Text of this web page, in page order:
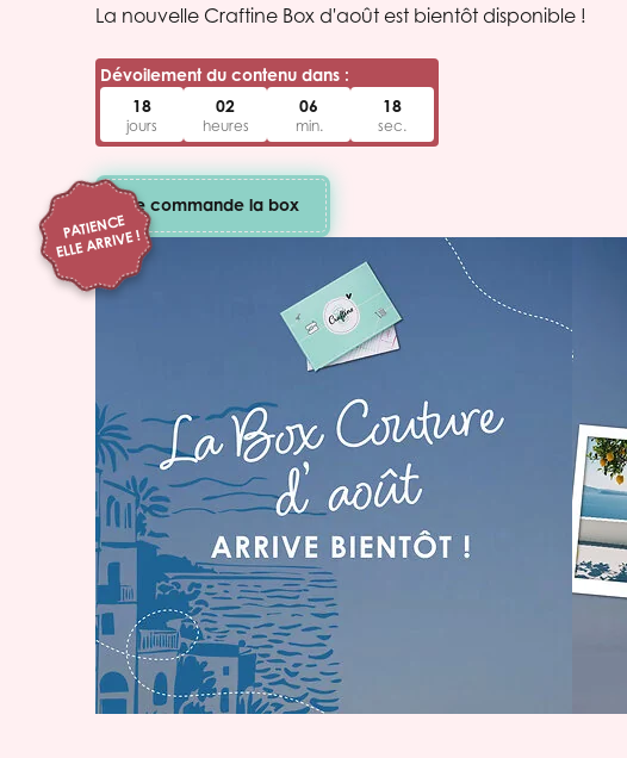
La nouvelle Craftine Box d'août est bientôt disponible !
Dévoilement du contenu dans :
18
jours
02
heures
06
min.
17
sec.
Je commande la box
PATIENCE
ELLE ARRIVE !